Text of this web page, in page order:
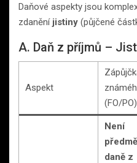
Daňové aspekty jsou
zdanění jistiny (půjčené
A. Daň z příjmů –
Aspekt
(FO/PO)
Není
daně z